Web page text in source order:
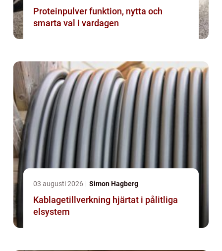
Proteinpulver funktion, nytta och
smarta val i vardagen
03 augusti 2026 Simon Hagberg
Kablagetillverkning hjärtat i pålitliga
elsystem